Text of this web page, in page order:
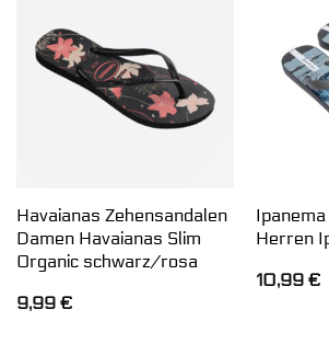
Havaianas Zehensandalen
Damen Havaianas Slim
Organic schwarz/rosa
9,99 €
Herren
10,99 €